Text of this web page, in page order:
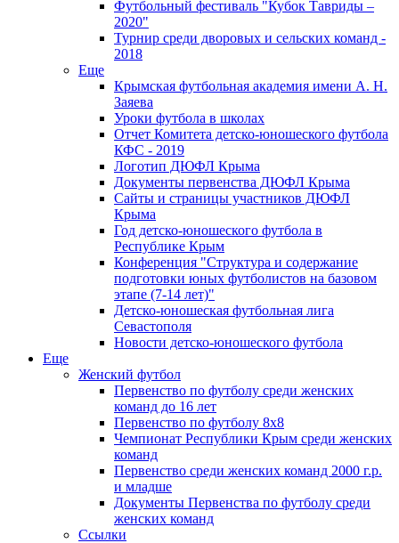
Футбольный фестиваль "Кубок Тавриды –
2020"
Турнир среди дворовых и сельских команд -
2018
Еще
Крымская футбольная академия имени А. Н.
Заяева
Уроки футбола в школах
Отчет Комитета детско-юношеского футбола
КФС - 2019
Логотип ДЮФЛ Крыма
Документы первенства ДЮФЛ Крыма
Сайты и страницы участников ДЮФЛ
Крыма
Год детско-юношеского футбола в
Республике Крым
Конференция "Структура и содержание
подготовки юных футболистов на базовом
этапе (7-14 лет)"
Детско-юношеская футбольная лига
Севастополя
Новости детско-юношеского футбола
Еще
Женский футбол
Первенство по футболу среди женских
команд до 16 лет
Первенство по футболу 8х8
Чемпионат Республики Крым среди женских
команд
Первенство среди женских команд 2000 г.р.
и младше
Документы Первенства по футболу среди
женских команд
Ссылки